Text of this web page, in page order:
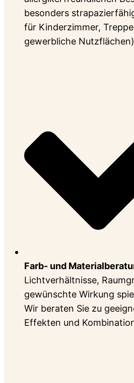
besonders
für Kinderzimmer,
gewerbliche
Farb- und
Lichtverhältnisse,
gewünschte Wirkung
Wir beraten Sie zu
Effekten und